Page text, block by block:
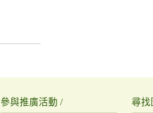
參與推廣活動 / 尋找